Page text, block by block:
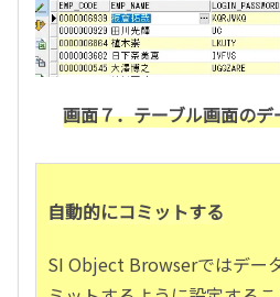
画面７．テーブル画面の
自動的にコミットする
SI Object Browserではデー